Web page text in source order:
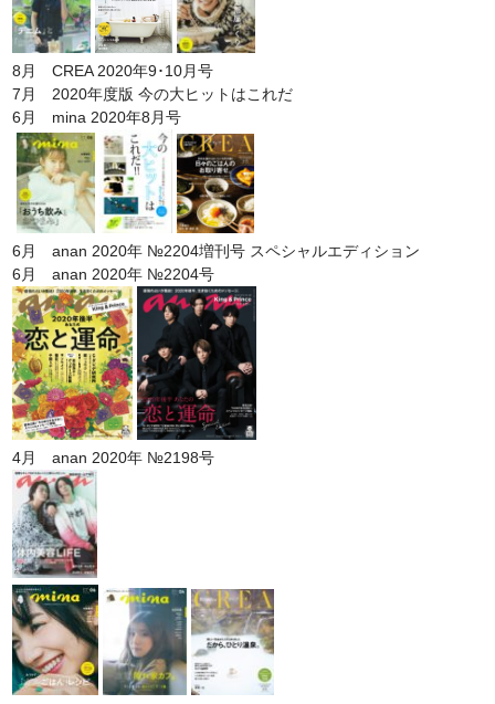
8月 CREA 2020年9･10月号
7月 2020年度版 今の大ヒットはこれだ
6月 mina 2020年8月号
6月 anan 2020年 №2204増刊号 スペシャルエディション
6月 anan 2020年 №2204号
4月 anan 2020年 №2198号